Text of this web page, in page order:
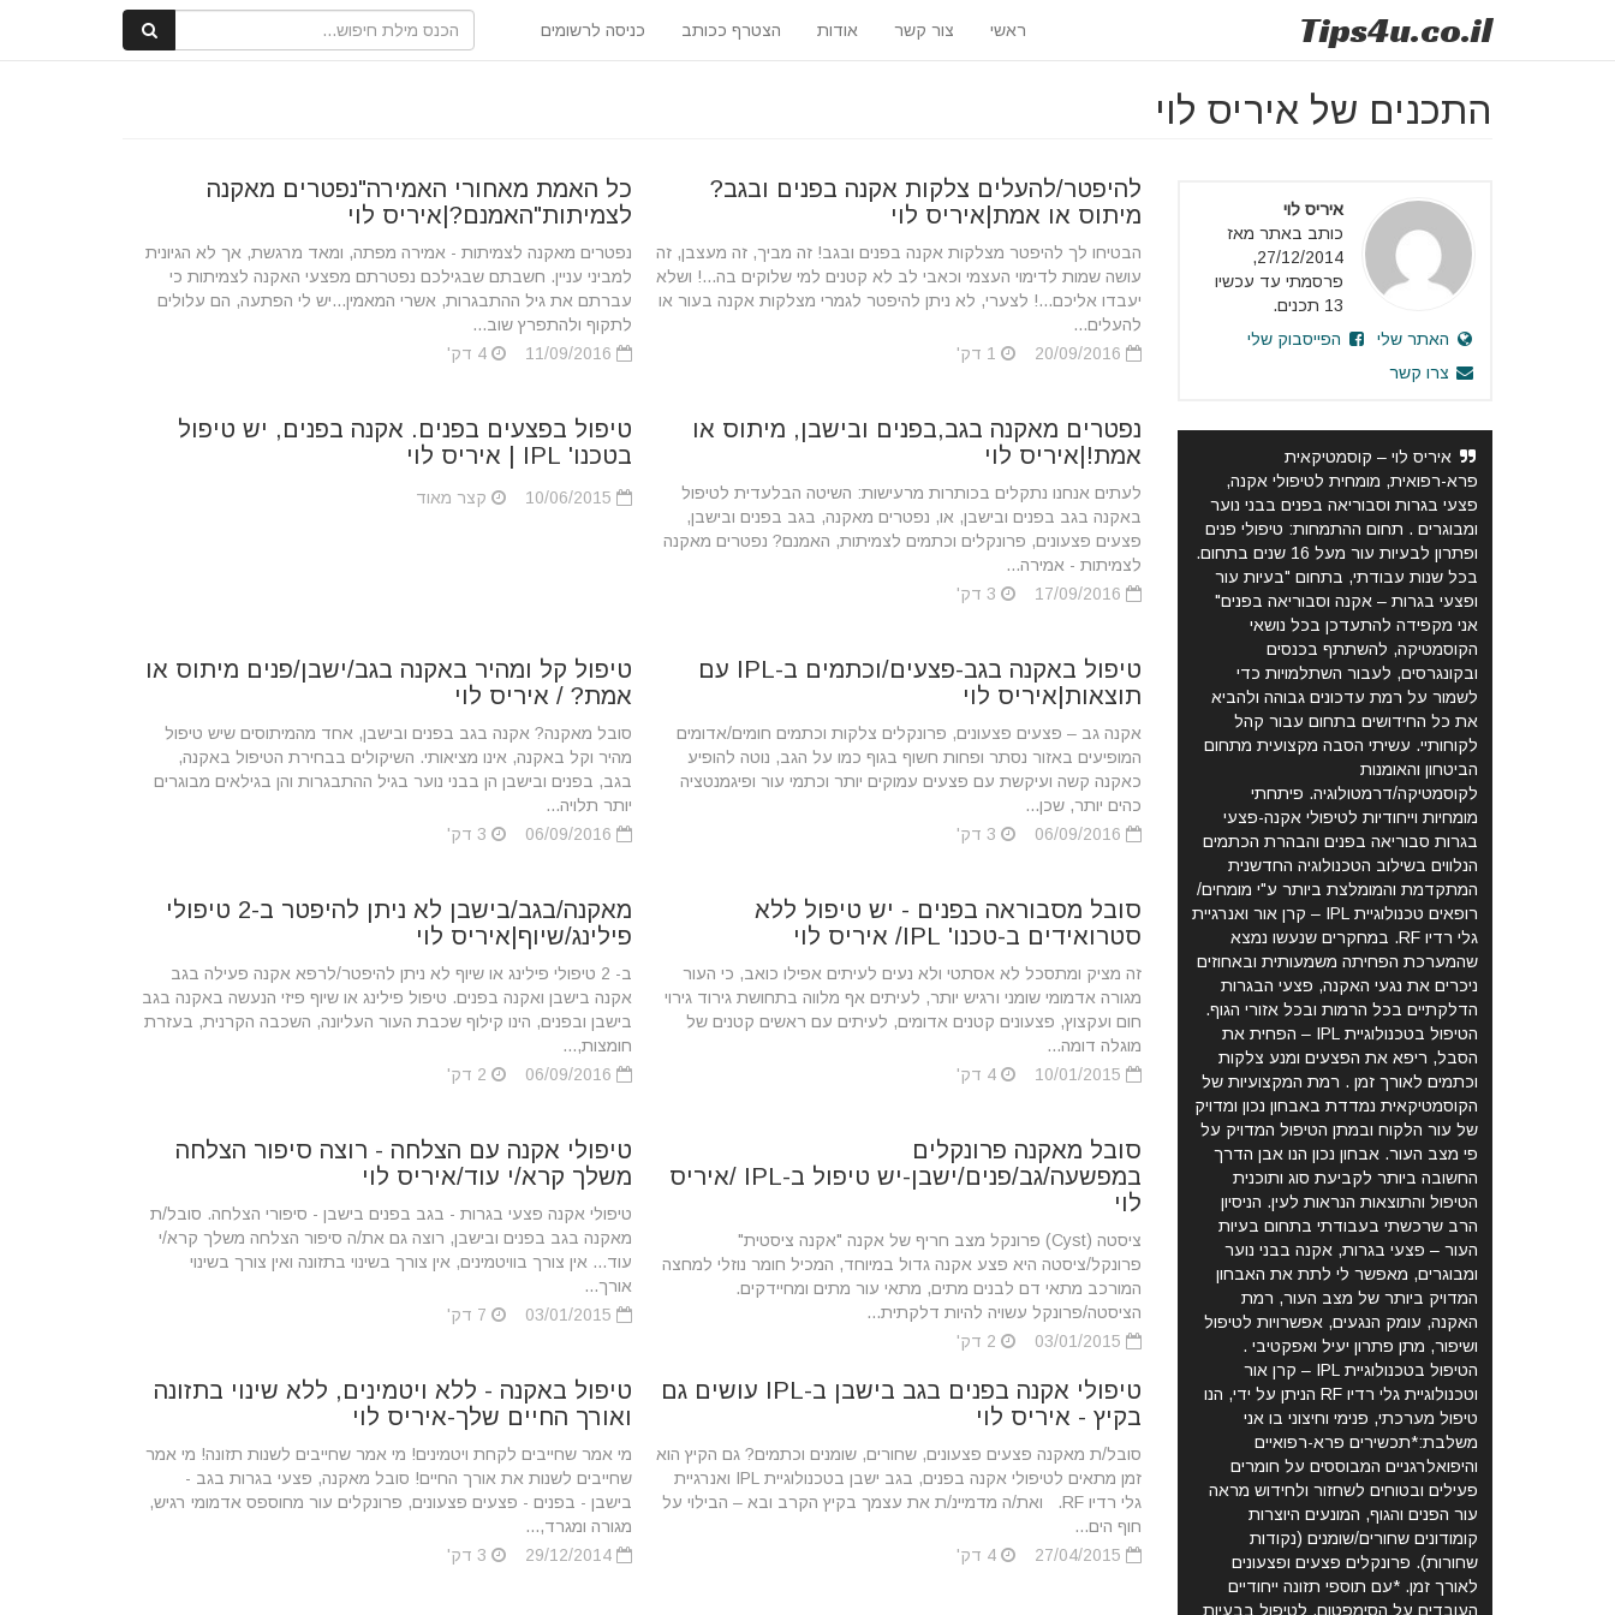
Tips4u.co.il ראשי צור קשר אודות הצטרף ככותב כניסה לרשומים
התכנים של איריס לוי
איריס לוי
כותב באתר מאז
27/12/2014,
פרסמתי עד עכשיו
13 תכנים.
האתר שלי
הפייסבוק שלי
צרו קשר
איריס לוי – קוסמטיקאית
פרא-רפואית, מומחית לטיפולי אקנה,
פצעי בגרות וסבוריאה בפנים בבני נוער
ומבוגרים . תחום ההתמחות: טיפולי פנים
ופתרון לבעיות עור מעל 16 שנים בתחום.
בכל שנות עבודתי, בתחום "בעיות עור
ופצעי בגרות – אקנה וסבוריאה בפנים"
אני מקפידה להתעדכן בכל נושאי
הקוסמטיקה, להשתתף בכנסים
ובקונגרסים, לעבור השתלמויות כדי
לשמור על רמת עדכונים גבוהה ולהביא
את כל החידושים בתחום עבור קהל
לקוחותיי. עשיתי הסבה מקצועית מתחום
הביטחון והאומנות
לקוסמטיקה/דרמטולוגיה. פיתחתי
מומחיות וייחודיות לטיפולי אקנה-פצעי
בגרות סבוריאה בפנים והבהרת הכתמים
הנלווים בשילוב הטכנולוגיה החדשנית
המתקדמת והמומלצת ביותר ע"י מומחים/
רופאים טכנולוגיית IPL – קרן אור ואנרגיית
גלי רדיו RF. במחקרים שנעשו נמצא
שהמערכת הפחיתה משמעותית ובאחוזים
ניכרים את נגעי האקנה, פצעי הבגרות
הדלקתיים בכל הרמות ובכל אזורי הגוף.
הטיפול בטכנולוגיית IPL – הפחית את
הסבל, ריפא את הפצעים ומנע צלקות
וכתמים לאורך זמן . רמת המקצועיות של
הקוסמטיקאית נמדדת באבחון נכון ומדויק
של עור הלקוח ובמתן הטיפול המדויק על
פי מצב העור. אבחון נכון הנו אבן הדרך
החשובה ביותר לקביעת סוג ותוכנית
הטיפול והתוצאות הנראות לעין. הניסיון
הרב שרכשתי בעבודתי בתחום בעיות
העור – פצעי בגרות, אקנה בבני נוער
ומבוגרים, מאפשר לי לתת את האבחון
המדויק ביותר של מצב העור, רמת
האקנה, עומק הנגעים, אפשרויות לטיפול
ושיפור, מתן פתרון יעיל ואפקטיבי .
הטיפול בטכנולוגיית IPL – קרן אור
וטכנולוגיית גלי רדיו RF הניתן על ידי, הנו
טיפול מערכתי, פנימי וחיצוני בו אני
משלבת:*תכשירים פרא-רפואיים
והיפואלרגניים המבוססים על חומרים
פעילים ובטוחים לשחזור ולחידוש מראה
עור הפנים והגוף, המונעים היוצרות
קומודונים שחורים/שומנים (נקודות
שחורות). פרונקלים פצעים ופצעונים
לאורך זמן. *עם תוספי תזונה ייחודיים
העובדים על הסימפטום. לטיפול בבעיות
להיפטר/להעלים צלקות אקנה בפנים ובגב?
מיתוס או אמת|איריס לוי
הבטיחו לך להיפטר מצלקות אקנה בפנים ובגב! זה מביך, זה מעצבן, זה
עושה שמות לדימוי העצמי וכאבי לב לא קטנים למי שלוקים בה...! ושלא
יעבדו אליכם...! לצערי, לא ניתן להיפטר לגמרי מצלקות אקנה בעור או
להעלים...
כל האמת מאחורי האמירה"נפטרים מאקנה
לצמיתות"האמנם?|איריס לוי
נפטרים מאקנה לצמיתות - אמירה מפתה, ומאד מרגשת, אך לא הגיונית
למביני עניין. חשבתם שבגילכם נפטרתם מפצעי האקנה לצמיתות כי
עברתם את גיל ההתבגרות, אשרי המאמין...יש לי הפתעה, הם עלולים
לתקוף ולהתפרץ שוב...
4 דק'
נפטרים מאקנה בגב,בפנים ובישבן, מיתוס או
אמת!|איריס לוי
לעתים אנחנו נתקלים בכותרות מרעישות: השיטה הבלעדית לטיפול
באקנה בגב בפנים ובישבן, או, נפטרים מאקנה, בגב בפנים ובישבן,
פצעים פצעונים, פרונקלים וכתמים לצמיתות, האמנם? נפטרים מאקנה
לצמיתות - אמירה...
טיפול בפצעים בפנים. אקנה בפנים, יש טיפול
בטכנו' IPL | איריס לוי
קצר מאוד
טיפול באקנה בגב-פצעים/וכתמים ב-IPL עם
תוצאות|איריס לוי
אקנה גב – פצעים פצעונים, פרונקלים צלקות וכתמים חומים/אדומים
המופיעים באזור נסתר ופחות חשוף בגוף כמו על הגב, נוטה להופיע
כאקנה קשה ועיקשת עם פצעים עמוקים יותר וכתמי עור ופיגמנטציה
כהים יותר, שכן...
טיפול קל ומהיר באקנה בגב/ישבן/פנים מיתוס או
אמת? / איריס לוי
סובל מאקנה? אקנה בגב בפנים ובישבן, אחד מהמיתוסים שיש טיפול
מהיר וקל באקנה, אינו מציאותי. השיקולים בבחירת הטיפול באקנה,
בגב, בפנים ובישבן הן בבני נוער בגיל ההתבגרות והן בגילאים מבוגרים
יותר תלויה...
סובל מסבוראה בפנים - יש טיפול ללא
סטרואידים ב-טכנו' IPL/ איריס לוי
זה מציק ומתסכל לא אסתטי ולא נעים לעיתים אפילו כואב, כי העור
מגורה אדמומי שומני ורגיש יותר, לעיתים אף מלווה בתחושת גירוד גירוי
חום ועקצוץ, פצעונים קטנים אדומים, לעיתים עם ראשים קטנים של
מוגלה דומה...
4 דק'
מאקנה/בגב/בישבן לא ניתן להיפטר ב-2 טיפולי
פילינג/שיוף|איריס לוי
ב- 2 טיפולי פילינג או שיוף לא ניתן להיפטר/לרפא אקנה פעילה בגב
אקנה בישבן ואקנה בפנים. טיפול פילינג או שיוף פיזי הנעשה באקנה בגב
בישבן ובפנים, הינו קילוף שכבת העור העליונה, השכבה הקרנית, בעזרת
חומצות,...
סובל מאקנה פרונקלים
במפשעה/גב/פנים/ישבן-יש טיפול ב-IPL /איריס
לוי
ציסטה (Cyst) פרונקל מצב חריף של אקנה "אקנה ציסטית"
פרונקל/ציסטה היא פצע אקנה גדול במיוחד, המכיל חומר נוזלי למחצה
המורכב מתאי דם לבנים מתים, מתאי עור מתים ומחיידקים.
הציסטה/פרונקל עשויה להיות דלקתית...
טיפולי אקנה עם הצלחה - רוצה סיפור הצלחה
משלך קרא/י עוד/איריס לוי
טיפולי אקנה פצעי בגרות - בגב בפנים בישבן - סיפורי הצלחה. סובל/ת
מאקנה בגב בפנים ובישבן, רוצה גם את/ה סיפור הצלחה משלך קרא/י
עוד... אין צורך בוויטמינים, אין צורך בשינוי בתזונה ואין צורך בשינוי
אורך...
טיפולי אקנה בפנים בגב בישבן ב-IPL עושים גם
בקיץ - איריס לוי
סובל/ת מאקנה פצעים פצעונים, שחורים, שומנים וכתמים? גם הקיץ הוא
זמן מתאים לטיפולי אקנה בפנים, בגב ישבן בטכנולוגיית IPL ואנרגיית
גלי רדיו RF. ואת/ה מדמיינ/ת את עצמך בקיץ הקרב ובא – הבילוי על
חוף הים...
4 דק'
טיפול באקנה - ללא ויטמינים, ללא שינוי בתזונה
ואורך החיים שלך-איריס לוי
מי אמר שחייבים לקחת ויטמינים! מי אמר שחייבים לשנות תזונה! מי אמר
שחייבים לשנות את אורך החיים! סובל מאקנה, פצעי בגרות בגב -
בישבן - בפנים - פצעים פצעונים, פרונקלים עור מחוספס אדמומי רגיש,
מגורה ומגרד,...
29/12/2014